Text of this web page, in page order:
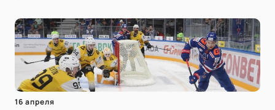
16 апреля